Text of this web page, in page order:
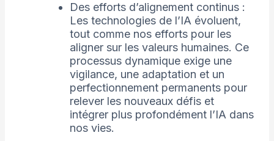
Des efforts d’alignement continus :
Les technologies de l’IA évoluent,
tout comme nos efforts pour les
aligner sur les valeurs humaines. Ce
processus dynamique exige une
vigilance, une adaptation et un
perfectionnement permanents pour
relever les nouveaux défis et
intégrer plus profondément l’IA dans
nos vies.